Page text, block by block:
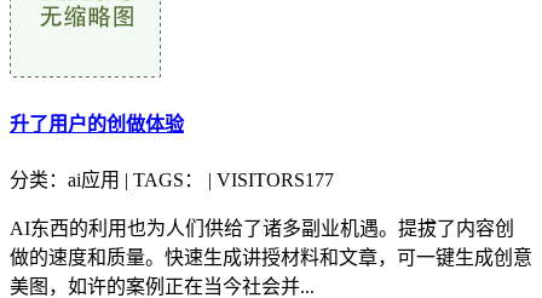
升了用户的创做体验
分类：ai应用 | TAGS： | VISITORS177
AI东西的利用也为人们供给了诸多副业机遇。提拔了内容创
做的速度和质量。快速生成讲授材料和文章，可一键生成创意
美图，如许的案例正在当今社会并...